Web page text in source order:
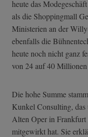
heute das
als die Shoppingmall
Ministerien an der
ebenfalls die
heute noch nicht ganz
von 24 auf 40
Die hohe Summe
Kunkel Consulting, das
Alten Oper in Frankfurt
mitgewirkt hat. Sie